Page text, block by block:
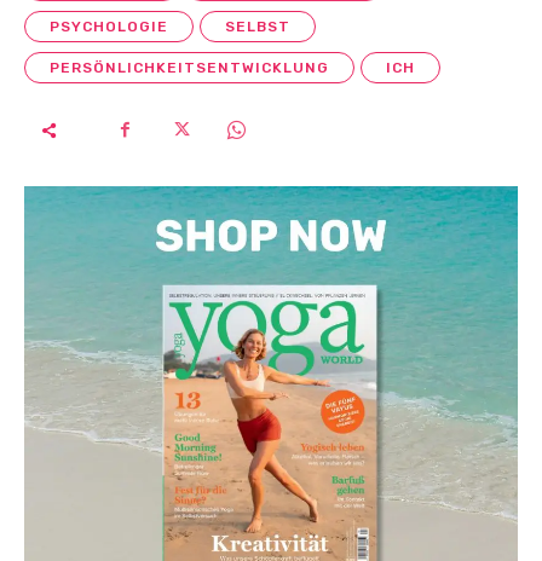
PSYCHOLOGIE SELBST
PERSÖNLICHKEITSENTWICKLUNG ICH